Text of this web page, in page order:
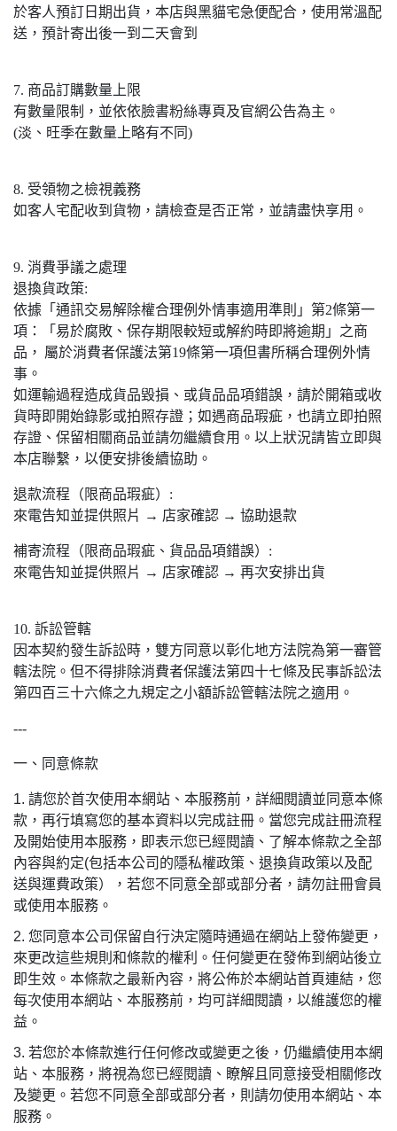
於客人預訂日期出貨，本店與黑貓宅急便配合，使用常溫配
送，預計寄出後一到二天會到
7. 商品訂購數量上限
有數量限制，並依依臉書粉絲專頁及官網公告為主。
(淡、旺季在數量上略有不同)
8. 受領物之檢視義務
如客人宅配收到貨物，請檢查是否正常，並請盡快享用。
9. 消費爭議之處理
退換貨政策:
依據「通訊交易解除權合理例外情事適用準則」第2條第一
項：「易於腐敗、保存期限較短或解約時即將逾期」之商
品， 屬於消費者保護法第19條第一項但書所稱合理例外情
事。
如運輸過程造成貨品毀損、或貨品品項錯誤，請於開箱或收
貨時即開始錄影或拍照存證；如遇商品瑕疵，也請立即拍照
存證、保留相關商品並請勿繼續食用。以上狀況請皆立即與
本店聯繫，以便安排後續協助。
退款流程（限商品瑕疵）:
來電告知並提供照片 → 店家確認 → 協助退款
補寄流程（限商品瑕疵、貨品品項錯誤）:
來電告知並提供照片 → 店家確認 → 再次安排出貨
10. 訴訟管轄
因本契約發生訴訟時，雙方同意以彰化地方法院為第一審管
轄法院。但不得排除消費者保護法第四十七條及民事訴訟法
第四百三十六條之九規定之小額訴訟管轄法院之適用。
---
一、同意條款
1. 請您於首次使用本網站、本服務前，詳細閱讀並同意本條
款，再行填寫您的基本資料以完成註冊。當您完成註冊流程
及開始使用本服務，即表示您已經閱讀、了解本條款之全部
內容與約定(包括本公司的隱私權政策、退換貨政策以及配
送與運費政策），若您不同意全部或部分者，請勿註冊會員
或使用本服務。
2. 您同意本公司保留自行決定隨時通過在網站上發佈變更，
來更改這些規則和條款的權利。任何變更在發佈到網站後立
即生效。本條款之最新內容，將公佈於本網站首頁連結，您
每次使用本網站、本服務前，均可詳細閱讀，以維護您的權
益。
3. 若您於本條款進行任何修改或變更之後，仍繼續使用本網
站、本服務，將視為您已經閱讀、瞭解且同意接受相關修改
及變更。若您不同意全部或部分者，則請勿使用本網站、本
服務。